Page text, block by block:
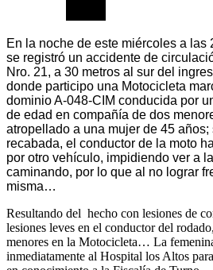
En la noche de este miércoles a las
se registró un accidente de
Nro. 21, a 30 metros al sur del
donde participo una Motocicleta
dominio A-048-CIM conducida por
de edad en compañía de dos
atropellado a una mujer de 45
recabada, el conductor de la moto
por otro vehículo, impidiendo ver a
caminando, por lo que al no lograr
misma…
Resultando del hecho con lesiones de
lesiones leves en el conductor del
menores en la Motocicleta… La
inmediatamente al Hospital los Altos